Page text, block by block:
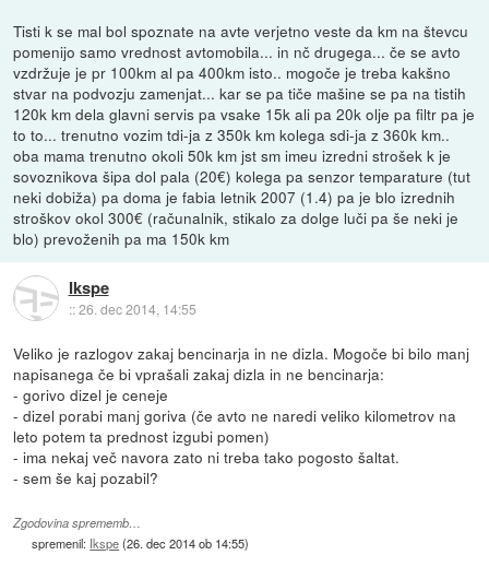
Tisti k se mal bol spoznate na avte verjetno veste da km na števcu
pomenijo samo vrednost avtomobila... in nč drugega... če se avto
vzdržuje je pr 100km al pa 400km isto.. mogoče je treba kakšno
stvar na podvozju zamenjat... kar se pa tiče mašine se pa na tistih
120k km dela glavni servis pa vsake 15k ali pa 20k olje pa filtr pa je
to to... trenutno vozim tdi-ja z 350k km kolega sdi-ja z 360k km..
oba mama trenutno okoli 50k km jst sm imeu izredni strošek k je
sovoznikova šipa dol pala (20€) kolega pa senzor temparature (tut
neki dobiža) pa doma je fabia letnik 2007 (1.4) pa je blo izrednih
stroškov okol 300€ (računalnik, stikalo za dolge luči pa še neki je
blo) prevoženih pa ma 150k km
Ikspe
::26. dec 2014, 14:55
Veliko je razlogov zakaj bencinarja in ne dizla. Mogoče bi bilo manj
napisanega če bi vprašali zakaj dizla in ne bencinarja:
- gorivo dizel je ceneje
- dizel porabi manj goriva (če avto ne naredi veliko kilometrov na
leto potem ta prednost izgubi pomen)
- ima nekaj več navora zato ni treba tako pogosto šaltat.
- sem še kaj pozabil?
Zgodovina sprememb…
spremenil: Ikspe(26. dec 2014 ob 14:55)